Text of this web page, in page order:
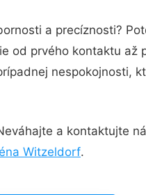
a precíznosti?
prvého kontaktu až
nespokojnosti,
a kontaktujte
Witzeldorf.